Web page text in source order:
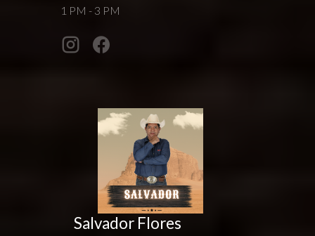
1 PM - 3 PM
Salvador Flores